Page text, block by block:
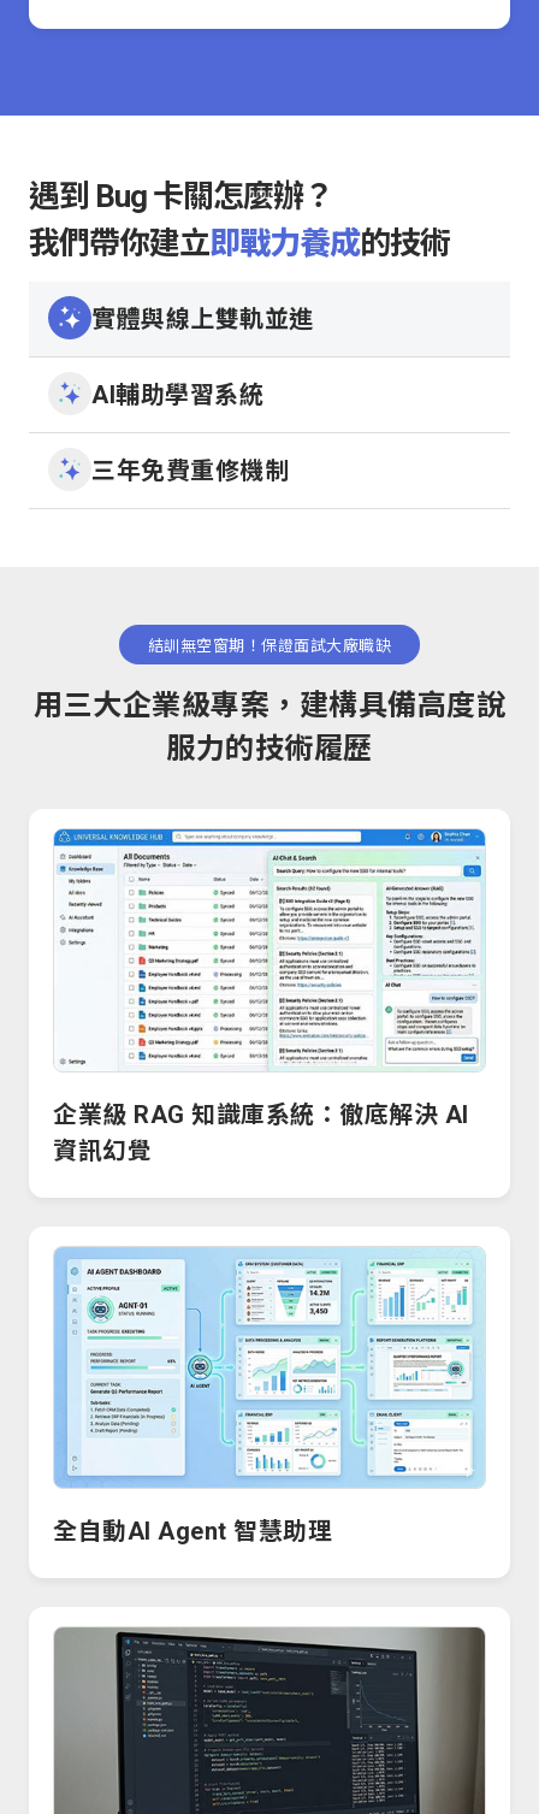
遇到 Bug 卡關怎麼辦？
我們帶你建立即戰力養成的技術
實體與線上雙軌並進
AI輔助學習系統
三年免費重修機制
結訓無空窗期！保證面試大廠職缺
用三大企業級專案，建構具備高度說
服力的技術履歷
企業級 RAG 知識庫系統：徹底解決 AI
資訊幻覺
全自動AI Agent 智慧助理